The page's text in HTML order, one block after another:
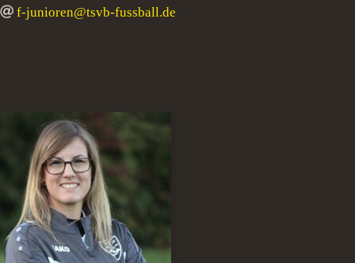
f-junioren@tsvb-fussball.de